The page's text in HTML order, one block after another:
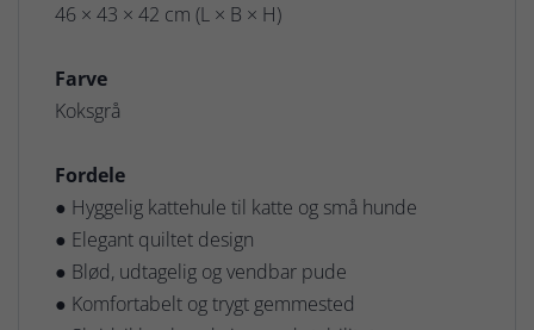
46 × 43 × 42 cm (L × B × H)
Farve
Koksgrå
Fordele
● Hyggelig kattehule til katte og små hunde
● Elegant quiltet design
● Blød, udtagelig og vendbar pude
● Komfortabelt og trygt gemmested